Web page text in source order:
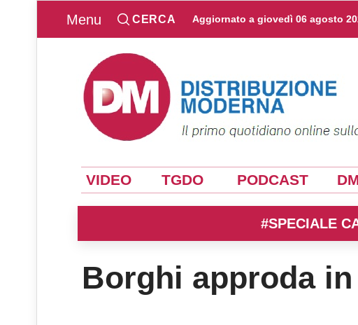
Menu CERCA Aggiornato a giovedì 06 agosto
VIDEO TGDO PODCAST
#SPECIALE
Borghi approda